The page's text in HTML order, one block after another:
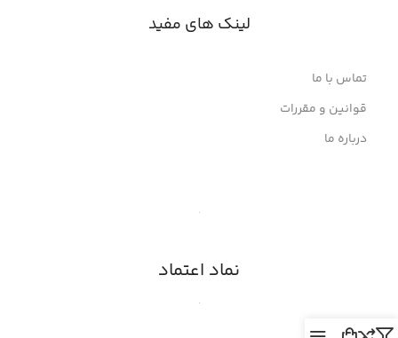
لینک های مفید
تماس با ما
قوانین و مقررات
درباره ما
نماد اعتماد